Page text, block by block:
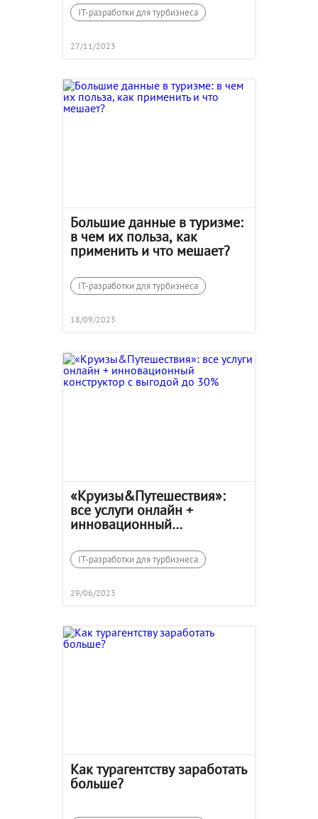
IT-разработки для турбизнеса
27/11/2023
Большие данные в туризме:
в чем их польза, как
применить и что мешает?
IT-разработки для турбизнеса
18/09/2023
«Круизы&Путешествия»:
все услуги онлайн +
инновационный
30%
IT-разработки для турбизнеса
29/06/2023
Как турагентству заработать
больше?